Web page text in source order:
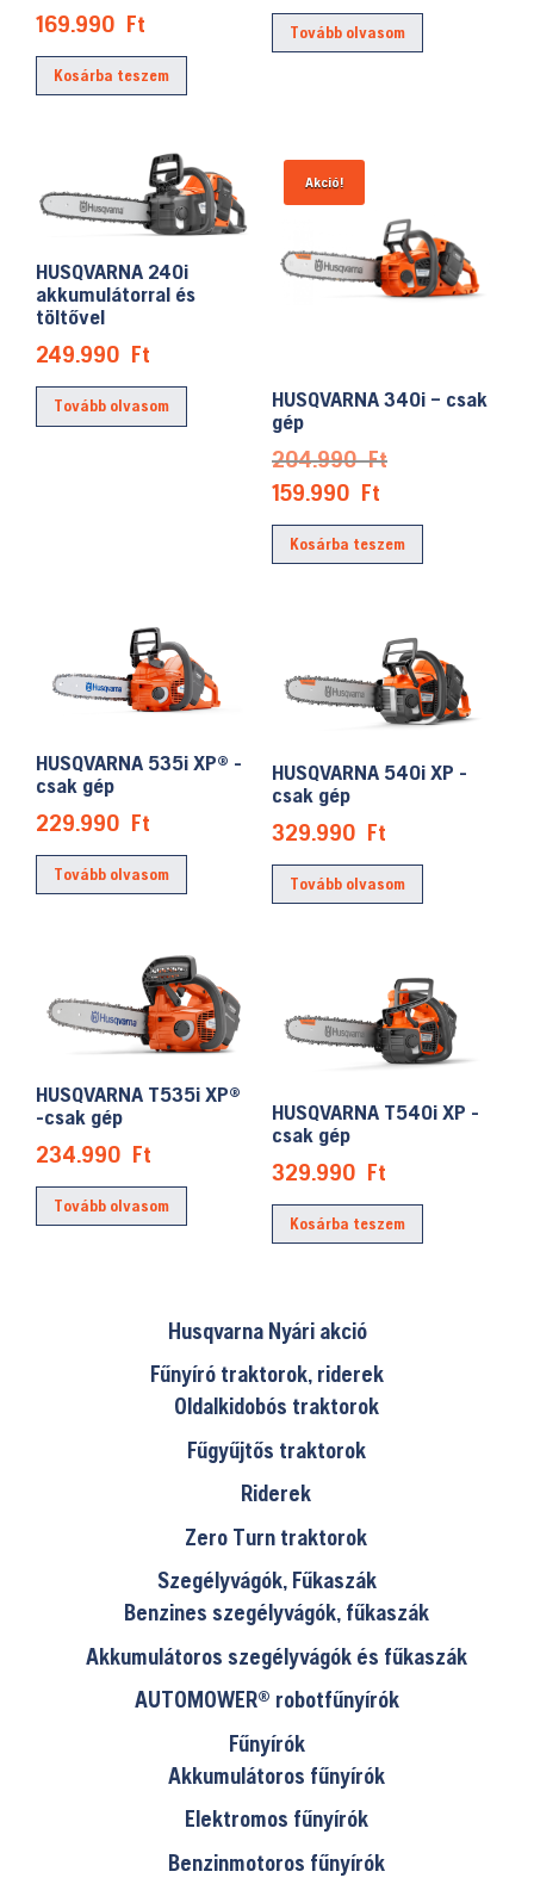
169.990 Ft
Kosárba teszem
Tovább olvasom
HUSQVARNA 240i
akkumulátorral és
töltővel
249.990 Ft
Tovább olvasom
Akció!
HUSQVARNA 340i – csak
gép
204.990FtOriginal
was:
204.990 Ft.
159.990 Ft
price
is:
Kosárba teszem
HUSQVARNA 535i XP® -
csak gép
229.990 Ft
Tovább olvasom
HUSQVARNA 540i XP -
csak gép
329.990 Ft
Tovább olvasom
HUSQVARNA T535i XP®
-csak gép
234.990 Ft
Tovább olvasom
HUSQVARNA T540i XP -
csak gép
329.990 Ft
Kosárba teszem
Husqvarna Nyári akció
Fűnyíró traktorok, riderek
Oldalkidobós traktorok
Fűgyűjtős traktorok
Riderek
Zero Turn traktorok
Szegélyvágók, Fűkaszák
Benzines szegélyvágók, fűkaszák
Akkumulátoros szegélyvágók és fűkaszák
AUTOMOWER® robotfűnyírók
Fűnyírók
Akkumulátoros fűnyírók
Elektromos fűnyírók
Benzinmotoros fűnyírók